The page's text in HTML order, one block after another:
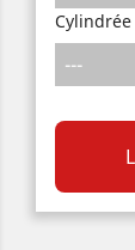
Cylindrée